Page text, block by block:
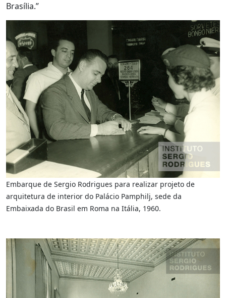
Brasília.”
Embarque de Sergio Rodrigues para realizar projeto de
arquitetura de interior do Palácio Pamphilj, sede da
Embaixada do Brasil em Roma na Itália, 1960.